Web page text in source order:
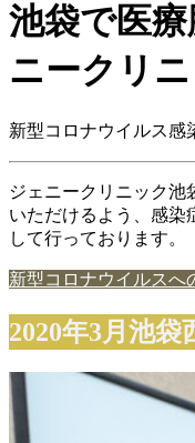
池袋で医
ニークリ
新型コロナウイルス感
ジェニークリニック池
いただけるよう、感染
して行っております。
新型コロナウイルスへ
2020年3月池